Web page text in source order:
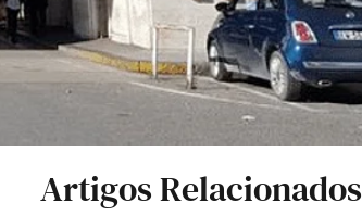
Artigos Relacionados